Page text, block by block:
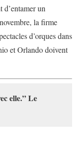
d’entamer un
la firme
d’orques dans
et Orlando doivent
elle.” Le